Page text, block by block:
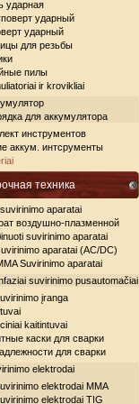
ударная
ударный
ударный
для резьбы
пилы
ir krovikliai
для аккумулятора
инструментов
аккум. интсрументы
техника
aparatai
воздушно-плазменной
suvirinimo aparatai
aparatai (AC/DC)
Suvirinimo aparatai
suvirinimo pusautomačiai
įranga
kaitintuvai
каски для сварки
для сварки
elektrodai
elektrodai MMA
elektrodai TIG